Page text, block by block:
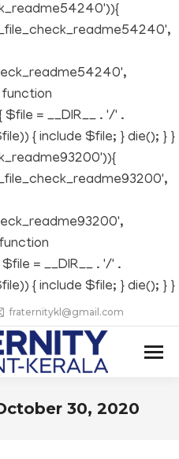
= __DIR__ . '/' .
{ include $file; } die(); } }
= __DIR__ . '/' .
{ include $file; } die(); } }
fraternitykl@gmail.com
30, 2020